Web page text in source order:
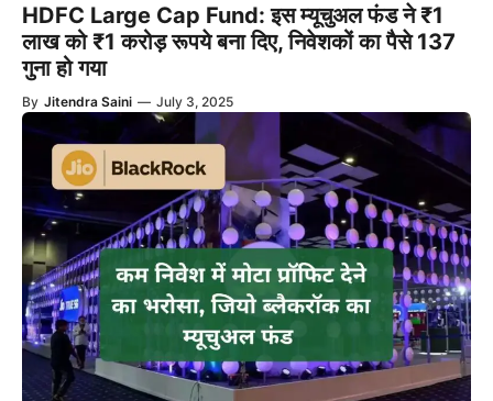
HDFC Large Cap Fund: इस म्यूचुअल फंड ने ₹1
लाख को ₹1 करोड़ रूपये बना दिए, निवेशकों का पैसे 137
गुना हो गया
By Jitendra Saini — July 3, 2025